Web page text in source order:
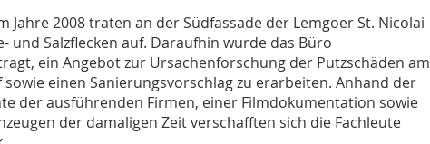
Jahre 2008 traten an der Südfassade der Lemgoer St. Nicolai
und Salzflecken auf. Daraufhin wurde das Büro
ein Angebot zur Ursachenforschung der Putzschäden am
einen Sanierungsvorschlag zu erarbeiten. Anhand der
der ausführenden Firmen, einer Filmdokumentation sowie
der da­maligen Zeit verschafften sich die Fachleute